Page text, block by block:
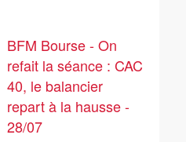
BFM Bourse - On
refait la séance : CAC
40, le balancier
repart à la hausse -
28/07